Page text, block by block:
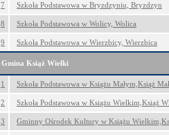
7 Szkoła Podstawowa w Bryzdzyniu, Bryzdzyn
8 Szkoła Podstawowa w Wolicy, Wolica
9 Szkoła Podstawowa w Wierzbicy, Wierzbica
Gmina Książ Wielki
1 Szkoła Podstawowa w Książu Małym,Książ
2 Szkoła Podstawowa w Książu Wielkim,Książ
3 Gminny Ośrodek Kultury w Książu